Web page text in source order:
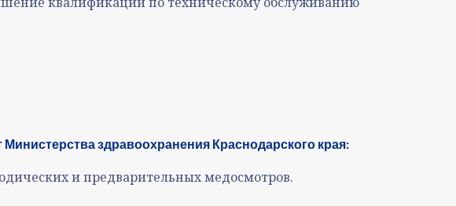
здравоохранения Краснодарского края:
и предварительных медосмотров.